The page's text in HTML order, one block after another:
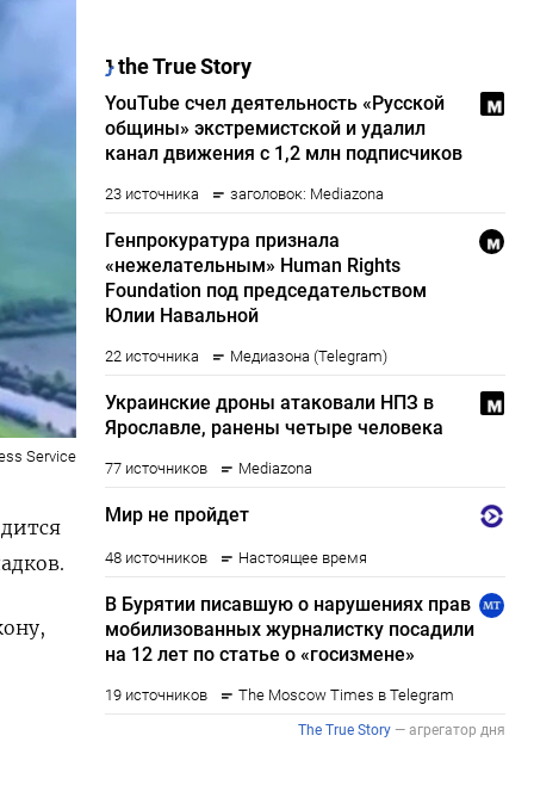
Service